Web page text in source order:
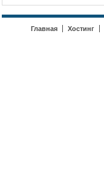
Главная Хостинг